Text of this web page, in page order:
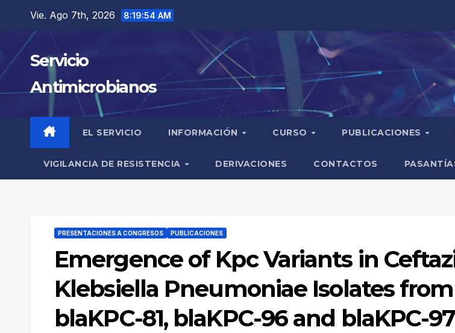
contenido
Vie. Ago 7th, 2026 8:19:55 AM
Servicio
Antimicrobianos
EL SERVICIO INFORMACIÓN CURSO PUBLICACIONES
VIGILANCIA DE RESISTENCIA DERIVACIONES CONTACTOS
PRESENTACIONES A CONGRESOS PUBLICACIONES
Emergence of Kpc Variants in
Klebsiella Pneumoniae Isolates
blaKPC-81, blaKPC-96 and blaKPC-97